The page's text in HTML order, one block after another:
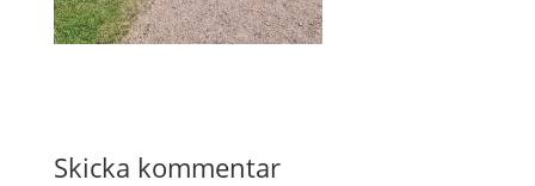
Skicka kommentar